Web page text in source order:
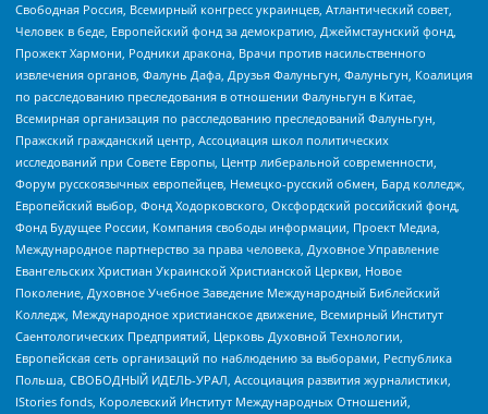
Свободная Россия, Всемирный конгресс украинцев, Атлантический совет,
Человек в беде, Европейский фонд за демократию, Джеймстаунский фонд,
Прожект Хармони, Родники дракона, Врачи против насильственного
извлечения органов, Фалунь Дафа, Друзья Фалуньгун, Фалуньгун, Коалиция
по расследованию преследования в отношении Фалуньгун в Китае,
Всемирная организация по расследованию преследований Фалуньгун,
Пражский гражданский центр, Ассоциация школ политических
исследований при Совете Европы, Центр либеральной современности,
Форум русскоязычных европейцев, Немецко-русский обмен, Бард колледж,
Европейский выбор, Фонд Ходорковского, Оксфордский российский фонд,
Фонд Будущее России, Компания свободы информации, Проект Медиа,
Международное партнерство за права человека, Духовное Управление
Евангельских Христиан Украинской Христианской Церкви, Новое
Поколение, Духовное Учебное Заведение Международный Библейский
Колледж, Международное христианское движение, Всемирный Институт
Саентологических Предприятий, Церковь Духовной Технологии,
Европейская сеть организаций по наблюдению за выборами, Республика
Польша, СВОБОДНЫЙ ИДЕЛЬ-УРАЛ, Ассоциация развития журналистики,
IStories fonds, Королевский Институт Международных Отношений,